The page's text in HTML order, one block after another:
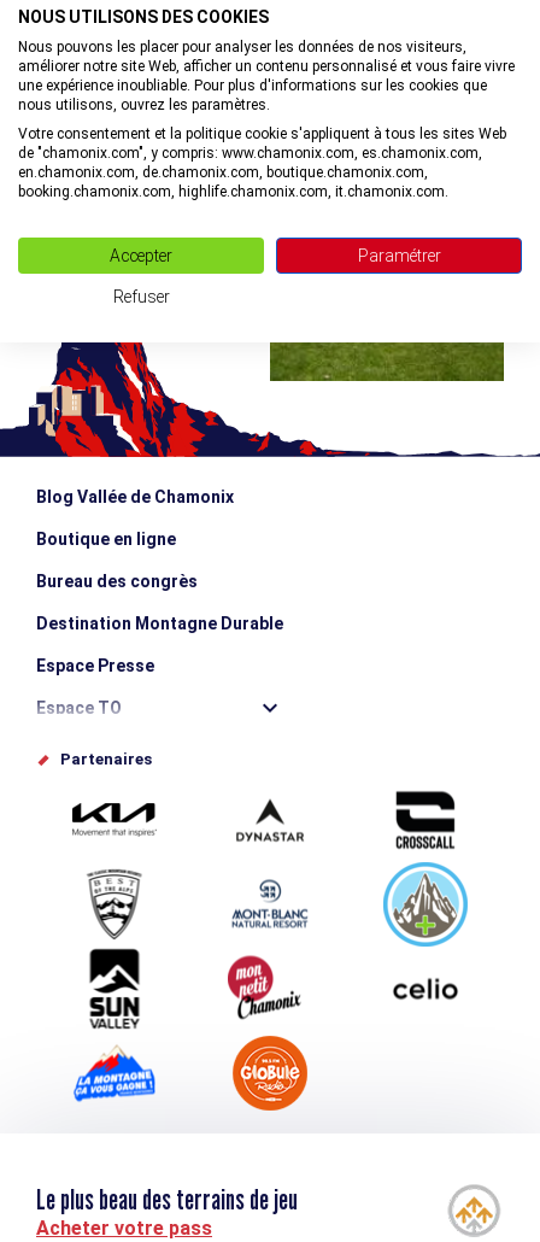
Accepter les cookies marketing pour regarder cette vidéo.
©
Blog Vallée de Chamonix
Boutique en ligne
Bureau des congrès
Destination Montagne Durable
Espace Presse
Espace TO
Offices de tourisme
Proposez votre évènement
Service groupes et séminaires
Téléchargements
Tourisme et handicap
Partenaires
Le plus beau des terrains de jeu
Acheter votre pass
NOUS UTILISONS DES COOKIES
Nous pouvons les placer pour analyser les données de nos visiteurs,
améliorer notre site Web, afficher un contenu personnalisé et vous faire vivre
une expérience inoubliable. Pour plus d'informations sur les cookies que
nous utilisons, ouvrez les paramètres.
Votre consentement et la politique cookie s'appliquent à tous les sites Web
de "chamonix.com", y compris: www.chamonix.com, es.chamonix.com,
en.chamonix.com, de.chamonix.com, boutique.chamonix.com,
booking.chamonix.com, highlife.chamonix.com, it.chamonix.com.
Accepter Paramétrer
Refuser